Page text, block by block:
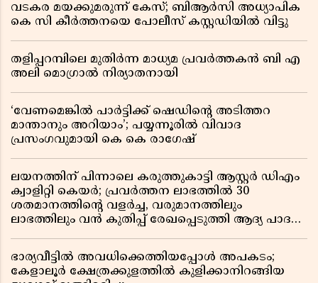
വടകര മയക്കുമരുന്ന് കേസ്; ബിആർസി അധ്യാപിക
കെ സി കീർത്തനയെ പോലീസ് കസ്റ്റഡിയിൽ വിട്ടു
തളിപ്പറമ്പിലെ മുതിർന്ന മാധ്യമ പ്രവർത്തകൻ ബി എ
അലി മൊഗ്രാൽ നിര്യാതനായി
‘വേണമെങ്കിൽ പാർട്ടിക്ക് ഷെഡിൻ്റെ അടിത്തറ
മാന്താനും അറിയാം’; പയ്യന്നൂരിൽ വിവാദ
പ്രസംഗവുമായി കെ കെ രാഗേഷ്
ലയനത്തിന് പിന്നാലെ കരുത്തുകാട്ടി ആസ്റ്റർ ഡിഎം
ക്വാളിറ്റി കെയർ; പ്രവർത്തന ലാഭത്തിൽ 30
ശതമാനത്തിൻ്റെ വളർച്ച, വരുമാനത്തിലും
ലാഭത്തിലും വൻ കുതിപ്പ് രേഖപ്പെടുത്തി ആദ്യ പാദ
ഭാര്യവീട്ടിൽ അവധിക്കെത്തിയപ്പോൾ അപകടം;
കേളാലൂർ ക്ഷേത്രക്കുളത്തിൽ കുളിക്കാനിറങ്ങിയ